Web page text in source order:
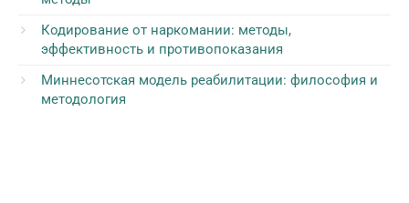
Кодирование от наркомании: методы,
эффективность и противопоказания
Миннесотская модель реабилитации: философия и
методология